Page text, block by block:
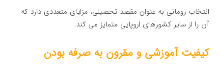
انتخاب رومانی به عنوان مقصد تحصیلی، مزایای متعددی دارد که
آن را از سایر کشورهای اروپایی متمایز می کند.
کیفیت آموزشی و مقرون به صرفه بودن